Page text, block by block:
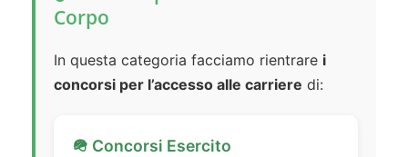
Corpo
In questa categoria facciamo rientrare i
concorsi per l’accesso alle carriere di:
🪖 Concorsi Esercito